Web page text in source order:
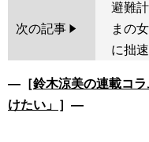
次の記事
避難
まの
に拙
―［鈴木涼美の連載コ
けたい」 ］―